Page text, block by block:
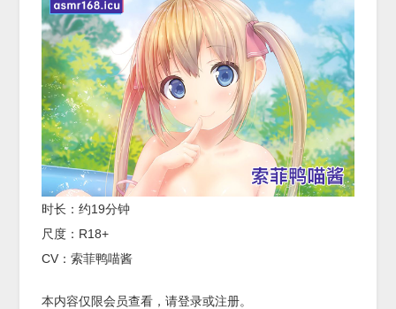
时长：约19分钟
尺度：R18+
CV：索菲鸭喵酱
本内容仅限会员查看，请登录或注册。